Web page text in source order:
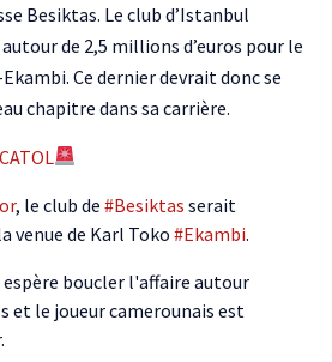
Besiktas. Le club d’Istanbul
de 2,5 millions d’euros pour le
Ce dernier devrait donc se
chapitre dans sa carrière.
, le club de #Besiktas serait
venue de Karl Toko #Ekambi.
espère boucler l'affaire autour
et le joueur camerounais est